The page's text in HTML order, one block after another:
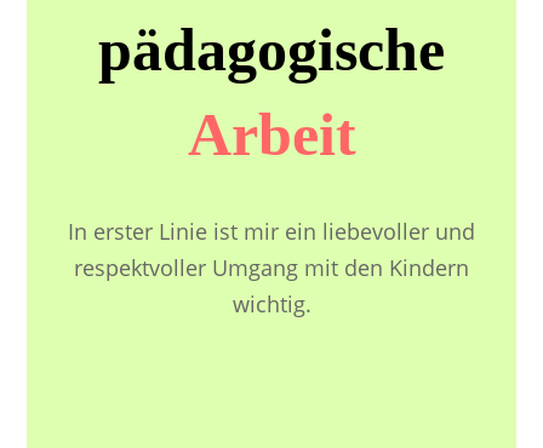
pädagogische
Arbeit
In erster Linie ist mir ein liebevoller und
respektvoller Umgang mit den Kindern
wichtig.